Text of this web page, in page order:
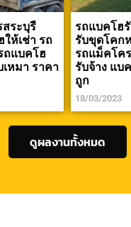
ระบุรี
ห้เช่า รถ
ถแบคโฮ
หมา ราคา
รถแบคโฮ
รับขุดโคก
รถแม็คโค
รับจ้าง แบ
ถูก
18/03/2023
ดูผลงานทั้งหมด